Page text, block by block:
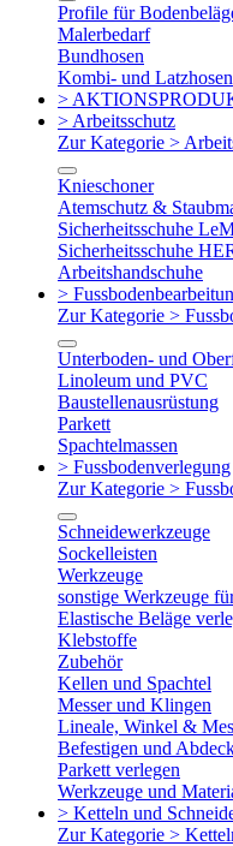
Profile für
Malerbedarf
Bundhosen
Kombi- und Latzhosen
>
> Arbeitsschutz
Zur Kategorie >
Knieschoner
Atemschutz &
Sicherheitsschuhe
Sicherheitsschuhe
Arbeitshandschuhe
>
Zur Kategorie >
Unterboden- und
Linoleum und PVC
Baustellenausrüstung
Parkett
Spachtelmassen
> Fussbodenverlegung
Zur Kategorie >
Schneidewerkzeuge
Sockelleisten
Werkzeuge
sonstige Werkzeuge
Elastische Beläge
Klebstoffe
Zubehör
Kellen und Spachtel
Messer und Klingen
Lineale, Winkel &
Befestigen und
Parkett verlegen
Werkzeuge und
> Ketteln und
Zur Kategorie >